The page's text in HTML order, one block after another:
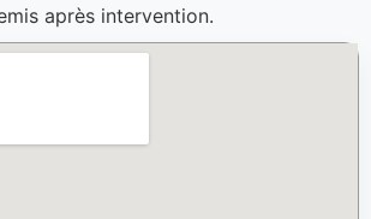
après intervention.